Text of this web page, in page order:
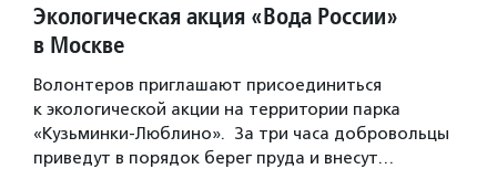
Экологическая акция «Вода России»
в Москве
Волонтеров приглашают присоединиться
к экологической акции на территории парка
«Кузьминки-Люблино». За три часа добровольцы
приведут в порядок берег пруда и внесут…